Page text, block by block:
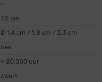
–
7,5 cm
Ø 1,4 cm / 1,8 cm / 2,3 cm
nee
+ 20.000 uur
zwart